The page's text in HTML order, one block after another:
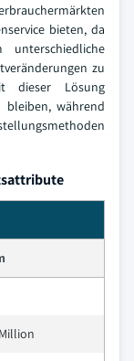
bieten, da
zu
dieser Lösung
während